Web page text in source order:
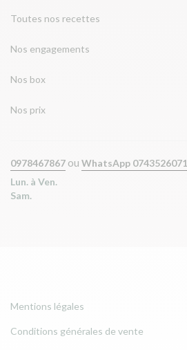
Toutes nos recettes
Nos engagements
Nos box
Nos prix
0978467867 ou WhatsApp 0743526071
Lun. à Ven.
Sam.
Mentions légales
Conditions générales de vente